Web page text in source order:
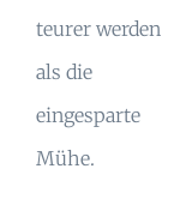
teurer werden
als die
eingesparte
Mühe.